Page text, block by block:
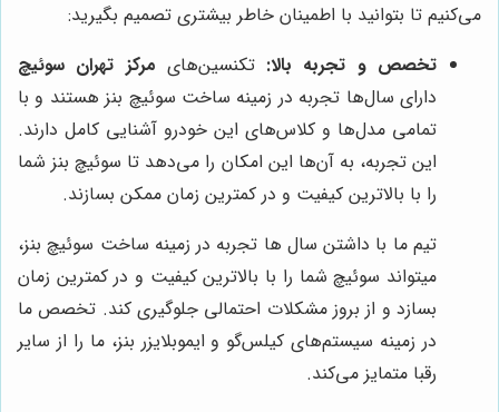
می‌کنیم تا بتوانید با اطمینان خاطر بیشتری تصمیم بگیرید:
تخصص و تجربه بالا: تکنسین‌های مرکز تهران سوئیچ
دارای سال‌ها تجربه در زمینه ساخت سوئیچ بنز هستند و با
تمامی مدل‌ها و کلاس‌های این خودرو آشنایی کامل دارند.
این تجربه، به آن‌ها این امکان را می‌دهد تا سوئیچ بنز شما
را با بالاترین کیفیت و در کمترین زمان ممکن بسازند.
تیم ما با داشتن سال ها تجربه در زمینه ساخت سوئیچ بنز،
میتواند سوئیچ شما را با بالاترین کیفیت و در کمترین زمان
بسازد و از بروز مشکلات احتمالی جلوگیری کند. تخصص ما
در زمینه سیستم‌های کیلس‌گو و ایموبلایزر بنز، ما را از سایر
رقبا متمایز می‌کند.